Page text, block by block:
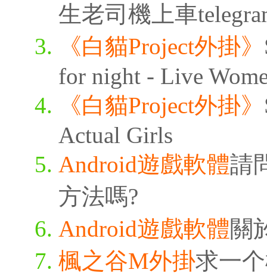
生老司機上車
《白貓Project外掛》
for night - Live
《白貓Project外掛》
Actual Girls
Android遊戲軟體請
方法嗎?
Android遊戲軟體關
楓之谷M外掛求一